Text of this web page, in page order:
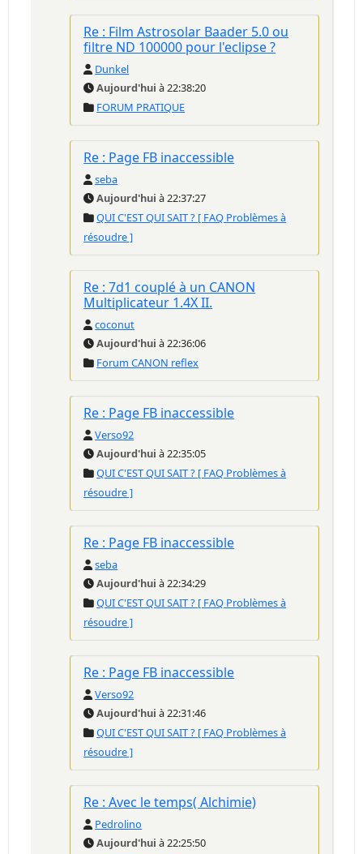
Re : Film Astrosolar Baader 5.0 ou
filtre ND 100000 pour l'eclipse ?
Dunkel
Aujourd'hui à 22:38:20
FORUM PRATIQUE
Re : Page FB inaccessible
seba
Aujourd'hui à 22:37:27
QUI C'EST QUI SAIT ? [ FAQ Problèmes à
résoudre ]
Re : 7d1 couplé à un CANON
Multiplicateur 1.4X II.
coconut
Aujourd'hui à 22:36:06
Forum CANON reflex
Re : Page FB inaccessible
Verso92
Aujourd'hui à 22:35:05
QUI C'EST QUI SAIT ? [ FAQ Problèmes à
résoudre ]
Re : Page FB inaccessible
seba
Aujourd'hui à 22:34:29
QUI C'EST QUI SAIT ? [ FAQ Problèmes à
résoudre ]
Re : Page FB inaccessible
Verso92
Aujourd'hui à 22:31:46
QUI C'EST QUI SAIT ? [ FAQ Problèmes à
résoudre ]
Re : Avec le temps( Alchimie)
Pedrolino
Aujourd'hui à 22:25:50